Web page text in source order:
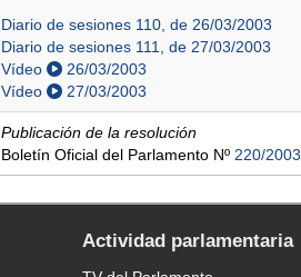
Diario de sesiones 110, de 26/03/2003
Diario de sesiones 111, de 27/03/2003
Vídeo
26/03/2003
Vídeo
27/03/2003
Publicación de la resolución
Boletín Oficial del Parlamento Nº 220/2003
Actividad parlamentaria